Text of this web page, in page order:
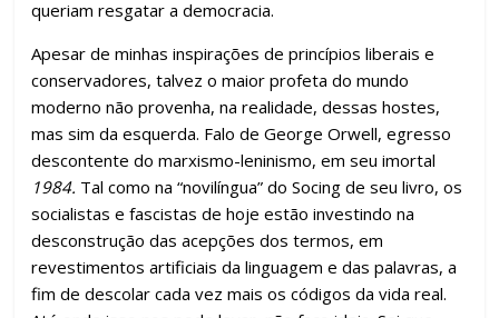
queriam resgatar a democracia.
Apesar de minhas inspirações de princípios liberais e
conservadores, talvez o maior profeta do mundo
moderno não provenha, na realidade, dessas hostes,
mas sim da esquerda. Falo de George Orwell, egresso
descontente do marxismo-leninismo, em seu imortal
1984. Tal como na “novilíngua” do Socing de seu livro, os
socialistas e fascistas de hoje estão investindo na
desconstrução das acepções dos termos, em
revestimentos artificiais da linguagem e das palavras, a
fim de descolar cada vez mais os códigos da vida real.